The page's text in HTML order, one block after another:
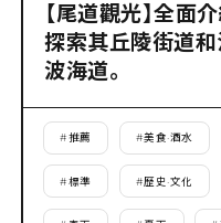
【尾道觀光】全面
探索其丘陵街道
波海道。
#推薦 #美食·酒水
#標準 #歷史·文化